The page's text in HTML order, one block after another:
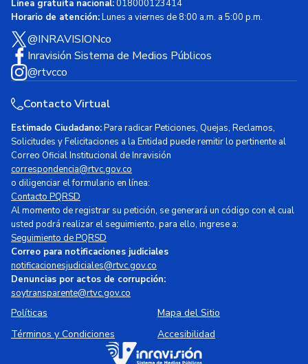
Línea gratuita nacional:018000123414
Horario de atención:Lunes a viernes de 8:00 a.m. a 5:00 p.m.
@INRAVISIONco
Inravisión Sistema de Medios Públicos
@rtvcco
Contacto Virtual
Estimado Ciudadano:Para radicar Peticiones, Quejas, Reclamos,
Solicitudes y Felicitaciones a la Entidad puede remitir lo pertinente al
Correo Oficial Institucional de Inravisión
correspondencia@rtvc.gov.co
o diligenciar el formulario en línea:
Contacto PQRSD
Al momento de registrar su petición, se generará un código con el cual
usted podrá realizar el seguimiento, para ello, ingrese a:
Seguimiento de PQRSD
Correo para notificaciones judiciales
notificacionesjudiciales@rtvc.gov.co
Denuncias por actos de corrupción:
soytransparente@rtvc.gov.co
Políticas
Mapa del Sitio
Términos y Condiciones
Accesibilidad